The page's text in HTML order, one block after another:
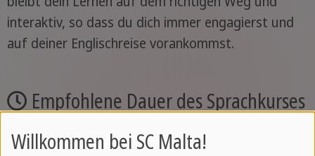
interaktiv, so dass du dich immer engagierst und
auf deiner Englischreise vorankommst.
Empfohlene Dauer des Sprachkurses
In diesem Leitfaden erfährst du, wie lange es
Willkommen bei SC Malta!